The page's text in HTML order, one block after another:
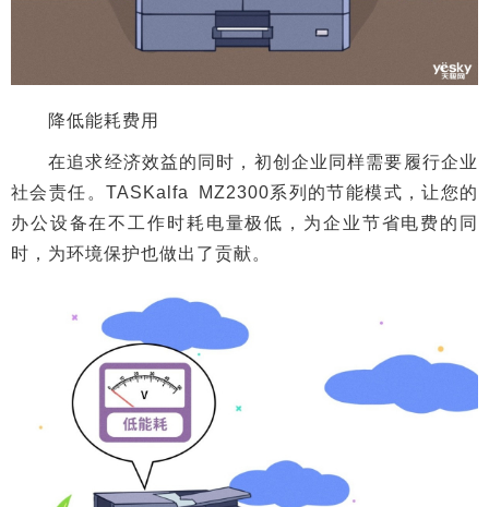
降低能耗费用
在追求经济效益的同时，初创企业同样需要履行企业
社会责任。TASKalfa MZ2300系列的节能模式，让您的
办公设备在不工作时耗电量极低，为企业节省电费的同
时，为环境保护也做出了贡献。